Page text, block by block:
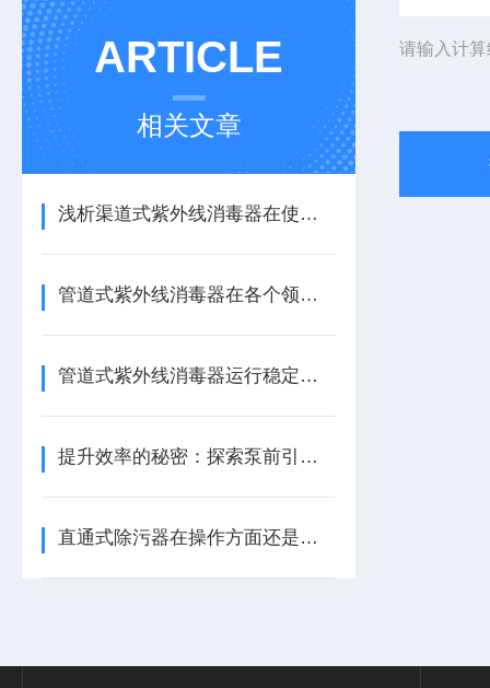
ARTICLE
相关文章
浅析渠道式紫外线消毒器在使用中对设备外观的要求
管道式紫外线消毒器在各个领域得到了广泛的运用
管道式紫外线消毒器运行稳定可靠
提升效率的秘密：探索泵前引水罐的神奇作用
直通式除污器在操作方面还是有许多技巧的
请输入计